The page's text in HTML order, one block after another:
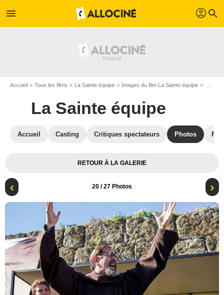
menu profil search
Accueil Tous les films La Sainte équipe Images du film La Sainte équipe
La Sainte équipe
Accueil Casting Critiques spectateurs Photos
RETOUR À LA GALERIE
20 / 27 Photos